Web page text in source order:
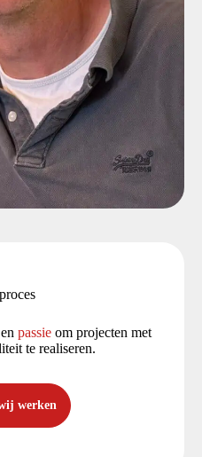
en passie om projecten met
te realiseren.
werken